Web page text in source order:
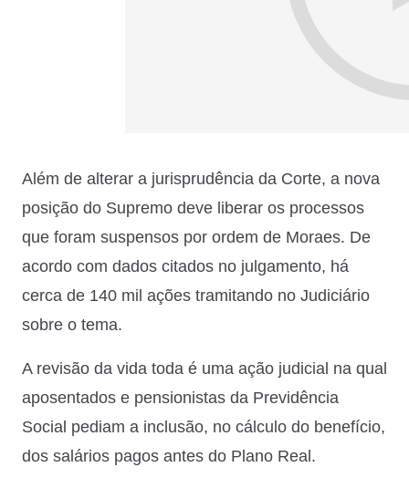
Além de alterar a jurisprudência da Corte, a nova
posição do Supremo deve liberar os processos
que foram suspensos por ordem de Moraes. De
acordo com dados citados no julgamento, há
cerca de 140 mil ações tramitando no Judiciário
sobre o tema.
A revisão da vida toda é uma ação judicial na qual
aposentados e pensionistas da Previdência
Social pediam a inclusão, no cálculo do benefício,
dos salários pagos antes do Plano Real.